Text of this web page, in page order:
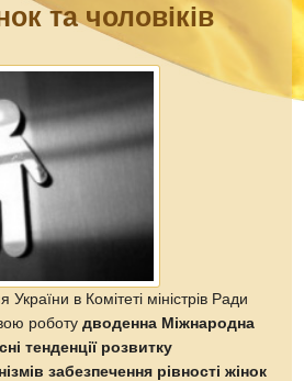
та чоловіків
в Комітеті міністрів Ради
роботудводенна Міжнародна
тенденції розвитку
забезпечення рівності жінок